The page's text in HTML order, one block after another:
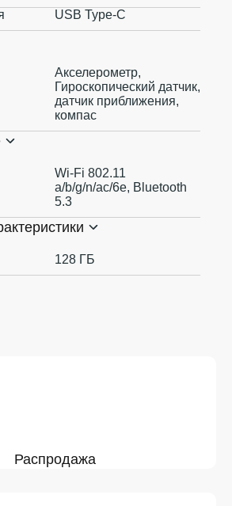
Распродажа
USB Type-C
Акселерометр,
Гироскопический датчик,
датчик приближения,
компас
Wi-Fi 802.11
a/b/g/n/ac/6e, Bluetooth
5.3
128 ГБ